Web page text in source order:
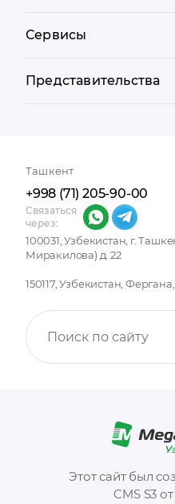
Этот сайт был
CMS S3
Сервисы
Представительства
Ташкент
+998 (71) 205-90-00
Связаться
через:
100031, Узбекистан, г.
Миракилова) д. 22
150117, Узбекистан,